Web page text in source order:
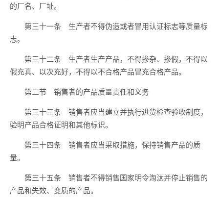
的厂名、厂址。
第三十一条 生产者不得伪造或者冒用认证标志等质量标
志。
第三十二条 生产者生产产品，不得掺杂、掺假，不得以
假充真、以次充好，不得以不合格产品冒充合格产品。
第二节 销售者的产品质量责任和义务
第三十三条 销售者应当建立并执行进货检查验收制度，
验明产品合格证明和其他标识。
第三十四条 销售者应当采取措施，保持销售产品的质
量。
第三十五条 销售者不得销售国家明令淘汰并停止销售的
产品和失效、变质的产品。